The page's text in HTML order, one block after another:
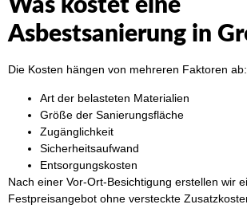
Was kostet eine
Asbestsanierung in
Die Kosten hängen von mehreren Faktoren ab:
Art der belasteten Materialien
Größe der Sanierungsfläche
Zugänglichkeit
Sicherheitsaufwand
Entsorgungskosten
Nach einer Vor-Ort-Besichtigung erstellen wir
Festpreisangebot ohne versteckte